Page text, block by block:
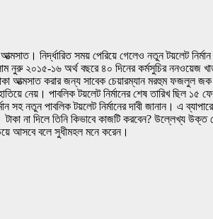
নির্দ্ধারিত সময় পেরিয়ে গেলেও নতুন টয়লেট
২০১৫-১৬ অর্থ বছরে ৪০ দিনের কর্মসুচির ননওয়েজ খাত
আত্মসাত করার জন্য সাবেক চেয়ারম্যান মরহুম ফজলুল
নেয়। পাবলিক টয়লেট নির্মানের শেষ তারিখ ছিল ১৫
সহ নতুন পাবলিক টয়লেট নির্মানের দাবী জানান। এ
না দিলে তিনি কিভাবে কাজটি করবেন? উল্লেখ্য উক্ত
আসবে বলে সুধীমহল মনে করেন।